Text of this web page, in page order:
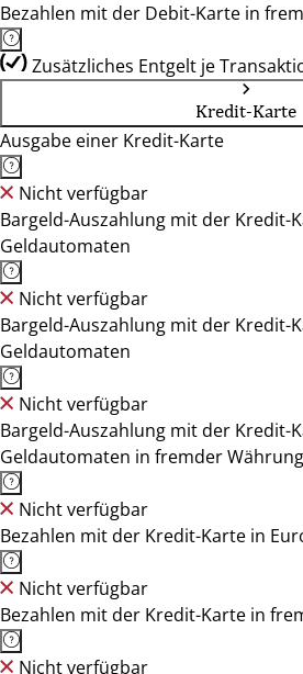
Bezahlen mit der Debit-Karte in
Zusätzliches Entgelt je
Kredit-Karte
Ausgabe einer Kredit-Karte
Nicht verfügbar
Bargeld-Auszahlung mit der Kredit-
Geldautomaten
Nicht verfügbar
Bargeld-Auszahlung mit der Kredit-
Geldautomaten
Nicht verfügbar
Bargeld-Auszahlung mit der Kredit-
Geldautomaten in fremder Währung
Nicht verfügbar
Bezahlen mit der Kredit-Karte in
Nicht verfügbar
Bezahlen mit der Kredit-Karte in
Nicht verfügbar